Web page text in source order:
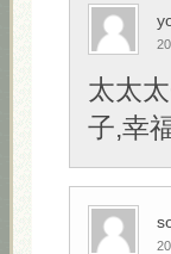
太太
子,幸